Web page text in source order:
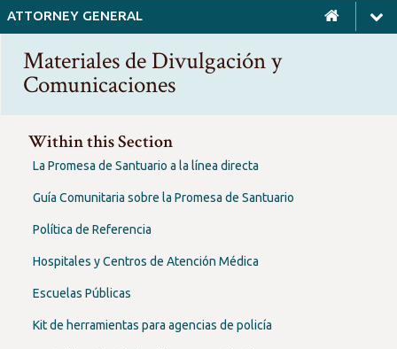
ATTORNEY GENERAL
Civil Rights
Forms, Manuals, Reports &
Rulemaking
Materiales de Divulgación y
Comunicaciones
Within this Section
La Promesa de Santuario a la línea directa
Guía Comunitaria sobre la Promesa de Santuario
Política de Referencia
Hospitales y Centros de Atención Médica
Escuelas Públicas
Kit de herramientas para agencias de policía